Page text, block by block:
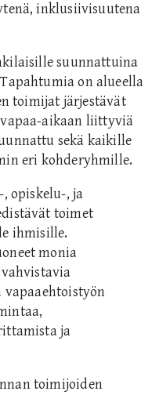
inklusiivisuutena
suunnattuina
on alueella
toimijat järjestävät
aikaan liittyviä
sekä kaikille
eri kohderyhmille.
opiskelu-, ja
toimet
ihmisille.
monia
ja
toimijoiden